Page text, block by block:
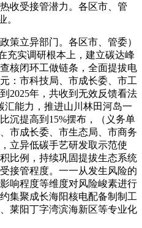
收受接管潜力。各区市、管
。
立异部门。各区市、管委）
充实调研根本上，建立碳达峰
核闭环工做链条，全面提拔电
：市科技局、市成长委、市工
2025年，共收到无效反馈看法
汇能力，推进山川林田河岛一
沉提高到15%摆布，（义务单
市成长委、市生态局、市商务
立异低碳手艺研发取示范使
比例，持续巩固提拔生态系统
接管程度。一一从发生风险的
响程度等维度对风险峻素进行
集聚成长海阳核电配备制制工
莱阳丁字湾滨海新区等专业化